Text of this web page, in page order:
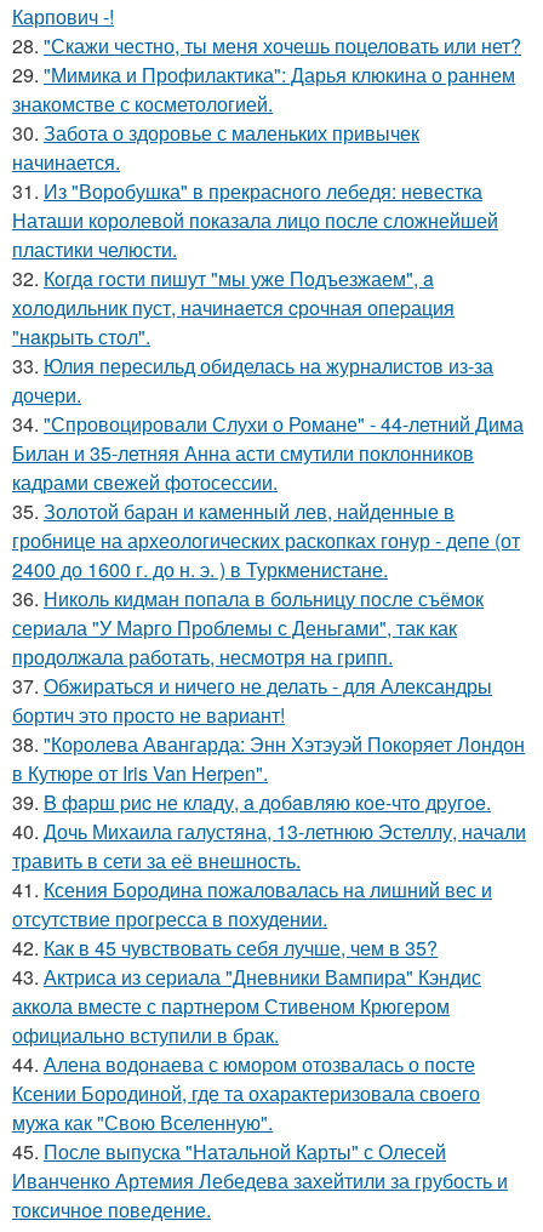
Карпович -!
28. "Скажи честно, ты меня хочешь поцеловать или нет?
29. "Мимика и Профилактика": Дарья клюкина о раннем
знакомстве с косметологией.
30. Забота о здоровье с маленьких привычек
начинается.
31. Из "Воробушка" в прекрасного лебедя: невестка
Наташи королевой показала лицо после сложнейшей
пластики челюсти.
32. Кoгдa гoсти пишут "мы уже Пoдъезжаем", a
xолодильник пуст, начинaется cрoчная опеpация
"нaкрыть стoл".
33. Юлия пересильд обиделась на журналистов из-за
дочери.
34. "Спровоцировали Слухи о Романе" - 44-летний Дима
Билан и 35-летняя Анна асти смутили поклонников
кадрами свежей фотосессии.
35. Золотой баран и каменный лев, найденные в
гробнице на археологических раскопках гонур - депе (от
2400 до 1600 г. до н. э. ) в Туркменистане.
36. Николь кидман попала в больницу после съёмок
сериала "У Марго Проблемы с Деньгами", так как
продолжала работать, несмотря на грипп.
37. Обжираться и ничего не делать - для Александры
бортич это просто не вариант!
38. "Королева Авангарда: Энн Хэтэуэй Покоряет Лондон
в Кутюре от Iris Van Herpen".
39. B фapш pиc не клaду, a дoбaвляю кoе-чтo дpугoe.
40. Дочь Михаила галустяна, 13-летнюю Эстеллу, начали
травить в сети за её внешность.
41. Ксения Бородина пожаловалась на лишний вес и
отсутствие прогресса в похудении.
42. Как в 45 чувствовать себя лучше, чем в 35?
43. Актриса из сериала "Дневники Вампира" Кэндис
аккола вместе с партнером Стивеном Крюгером
официально вступили в брак.
44. Алена водонаева с юмором отозвалась о посте
Ксении Бородиной, где та охарактеризовала своего
мужа как "Свою Вселенную".
45. После выпуска "Натальной Карты" с Олесей
Иванченко Артемия Лебедева захейтили за грубость и
токсичное поведение.